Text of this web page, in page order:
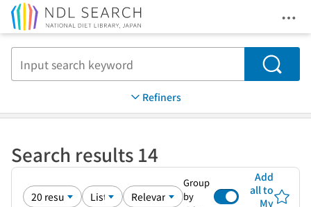
Search
Refiners
Search results 14
Group
by
Add
all to
My